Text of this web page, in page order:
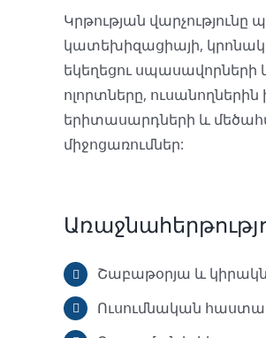
Կրթության
կատեխիզացիայի,
եկեղեցու
ոլորտները,
երիտասարդների և
միջոցառումներ:
Շաբաթօրյա և
Ուսումնական